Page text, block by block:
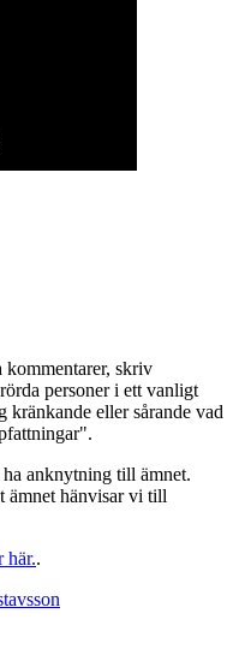
skriv
personer i ett vanligt
kränkande eller sårande vad
anknytning till ämnet.
ämnet hänvisar vi till
här..